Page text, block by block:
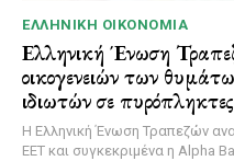
ΕΛΛΗΝΙΚΉ ΟΙΚΟΝΟΜΊΑ
Ελληνική Ένωση
οικογενειών των
ιδιωτών σε πυρόπληκτες
Η Ελληνική Ένωση Τραπεζών
ΕΕΤ και συγκεκριμένα η Alpha